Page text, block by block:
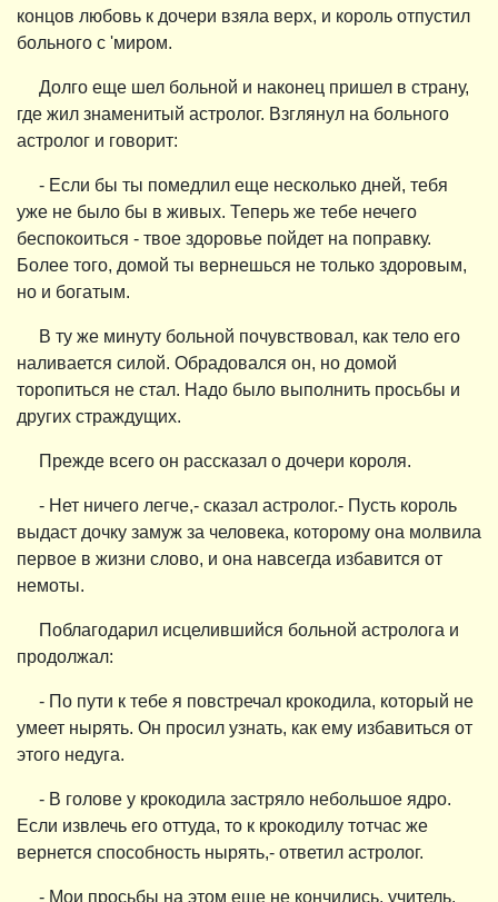
концов любовь к дочери взяла верх, и король отпустил
больного с 'миром.
Долго еще шел больной и наконец пришел в страну,
где жил знаменитый астролог. Взглянул на больного
астролог и говорит:
- Если бы ты помедлил еще несколько дней, тебя
уже не было бы в живых. Теперь же тебе нечего
беспокоиться - твое здоровье пойдет на поправку.
Более того, домой ты вернешься не только здоровым,
но и богатым.
В ту же минуту больной почувствовал, как тело его
наливается силой. Обрадовался он, но домой
торопиться не стал. Надо было выполнить просьбы и
других страждущих.
Прежде всего он рассказал о дочери короля.
- Нет ничего легче,- сказал астролог.- Пусть король
выдаст дочку замуж за человека, которому она молвила
первое в жизни слово, и она навсегда избавится от
немоты.
Поблагодарил исцелившийся больной астролога и
продолжал:
- По пути к тебе я повстречал крокодила, который не
умеет нырять. Он просил узнать, как ему избавиться от
этого недуга.
- В голове у крокодила застряло небольшое ядро.
Если извлечь его оттуда, то к крокодилу тотчас же
вернется способность нырять,- ответил астролог.
- Мои просьбы на этом еще не кончились, учитель.